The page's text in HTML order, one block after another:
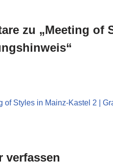
zu „Meeting of
of Styles in Mainz-Kastel 2 |
verfassen